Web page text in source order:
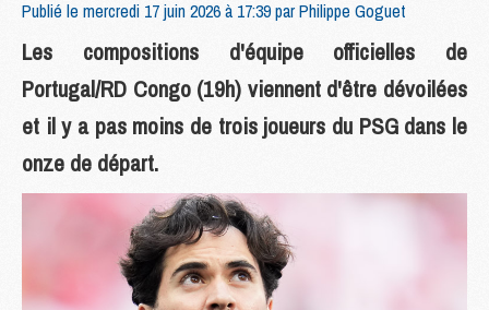
Publié le mercredi 17 juin 2026 à 17:39 parPhilippe Goguet
Les compositions d'équipe officielles de
Portugal/RD Congo (19h) viennent d'être dévoilées
et il y a pas moins de trois joueurs du PSG dans le
onze de départ.